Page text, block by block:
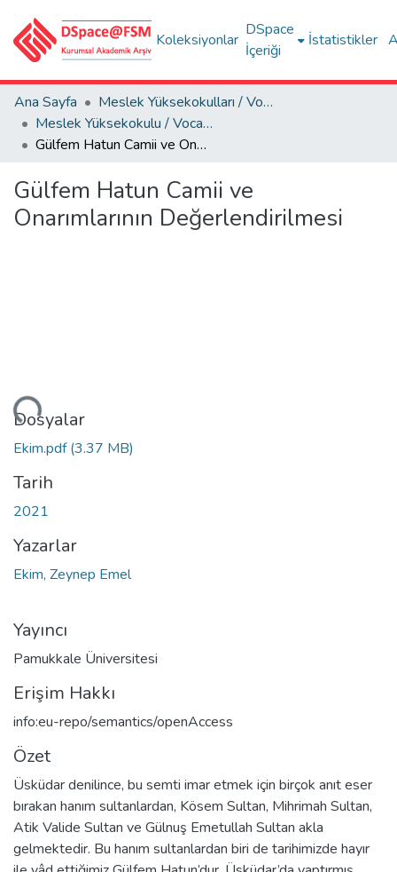
Koleksiyonlar
DSpace
İçeriği
İstatistikler
Ana Sayfa
Meslek Yüksekokulları / Vocational Schools
Meslek Yüksekokulu / Vocational School
Gülfem Hatun Camii ve Onarımlarının Değerlendirilmesi
Gülfem Hatun Camii ve
Onarımlarının Değerlendirilmesi
Dosyalar
Ekim.pdf(3.37 MB)
Tarih
2021
Yazarlar
Ekim, Zeynep Emel
Yayıncı
Pamukkale Üniversitesi
Erişim Hakkı
info:eu-repo/semantics/openAccess
Özet
Üsküdar denilince, bu semti imar etmek için birçok anıt eser
bırakan hanım sultanlardan, Kösem Sultan, Mihrimah Sultan,
Atik Valide Sultan ve Gülnuş Emetullah Sultan akla
gelmektedir. Bu hanım sultanlardan biri de tarihimizde hayır